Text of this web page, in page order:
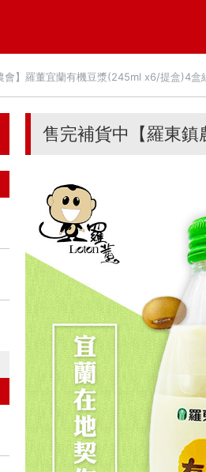
會】羅董宜蘭有機豆漿(245ml x6/提盒)4盒
售完補貨中【羅東